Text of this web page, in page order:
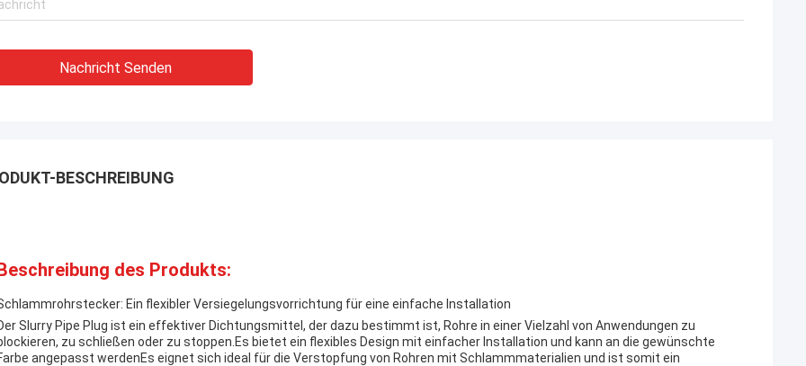
Nachricht Senden
BESCHREIBUNG
des Produkts:
Ein flexibler Versiegelungsvorrichtung für eine einfache Installation
Slurry Pipe Plug ist ein effektiver Dichtungsmittel, der dazu bestimmt ist, Rohre in einer Vielzahl von Anwendungen zu
zu schließen oder zu stoppen.Es bietet ein flexibles Design mit einfacher Installation und kann an die gewünschte
angepasst werdenEs eignet sich ideal für die Verstopfung von Rohren mit Schlammmaterialien und ist somit ein